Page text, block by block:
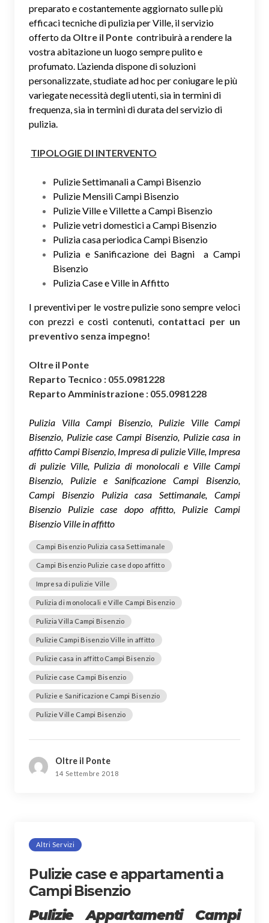
preparato e costantemente aggiornato sulle più
efficaci tecniche di pulizia per Ville, il servizio
offerto da Oltre il Ponte contribuirà a rendere la
vostra abitazione un luogo sempre pulito e
profumato. L’azienda dispone di soluzioni
personalizzate, studiate ad hoc per coniugare le più
variegate necessità degli utenti, sia in termini di
frequenza, sia in termini di durata del servizio di
pulizia.
TIPOLOGIE DI INTERVENTO
Pulizie Settimanali a Campi Bisenzio
Pulizie Mensili Campi Bisenzio
Pulizie Ville e Villette a Campi Bisenzio
Pulizie vetri domestici a Campi Bisenzio
Pulizia casa periodica Campi Bisenzio
Pulizia e Sanificazione dei Bagni a Campi
Bisenzio
Pulizia Case e Ville in Affitto
I preventivi per le vostre pulizie sono sempre veloci
con prezzi e costi contenuti, contattaci per un
preventivo senza impegno!
Oltre il Ponte
Reparto Tecnico : 055.0981228
Reparto Amministrazione : 055.0981228
Pulizia Villa Campi Bisenzio, Pulizie Ville Campi
Bisenzio, Pulizie case Campi Bisenzio, Pulizie casa in
affitto Campi Bisenzio, Impresa di pulizie Ville, Impresa
di pulizie Ville, Pulizia di monolocali e Ville Campi
Bisenzio, Pulizie e Sanificazione Campi Bisenzio,
Campi Bisenzio Pulizia casa Settimanale, Campi
Bisenzio Pulizie case dopo affitto, Pulizie Campi
Bisenzio Ville in affitto
Campi Bisenzio Pulizia casa Settimanale
Campi Bisenzio Pulizie case dopo affitto
Impresa di pulizie Ville
Pulizia di monolocali e Ville Campi Bisenzio
Pulizia Villa Campi Bisenzio
Pulizie Campi Bisenzio Ville in affitto
Pulizie casa in affitto Campi Bisenzio
Pulizie case Campi Bisenzio
Pulizie e Sanificazione Campi Bisenzio
Pulizie Ville Campi Bisenzio
Oltre il Ponte
14 Settembre 2018
Altri Servizi
Pulizie case e appartamenti a
Campi Bisenzio
Pulizie Appartamenti Campi